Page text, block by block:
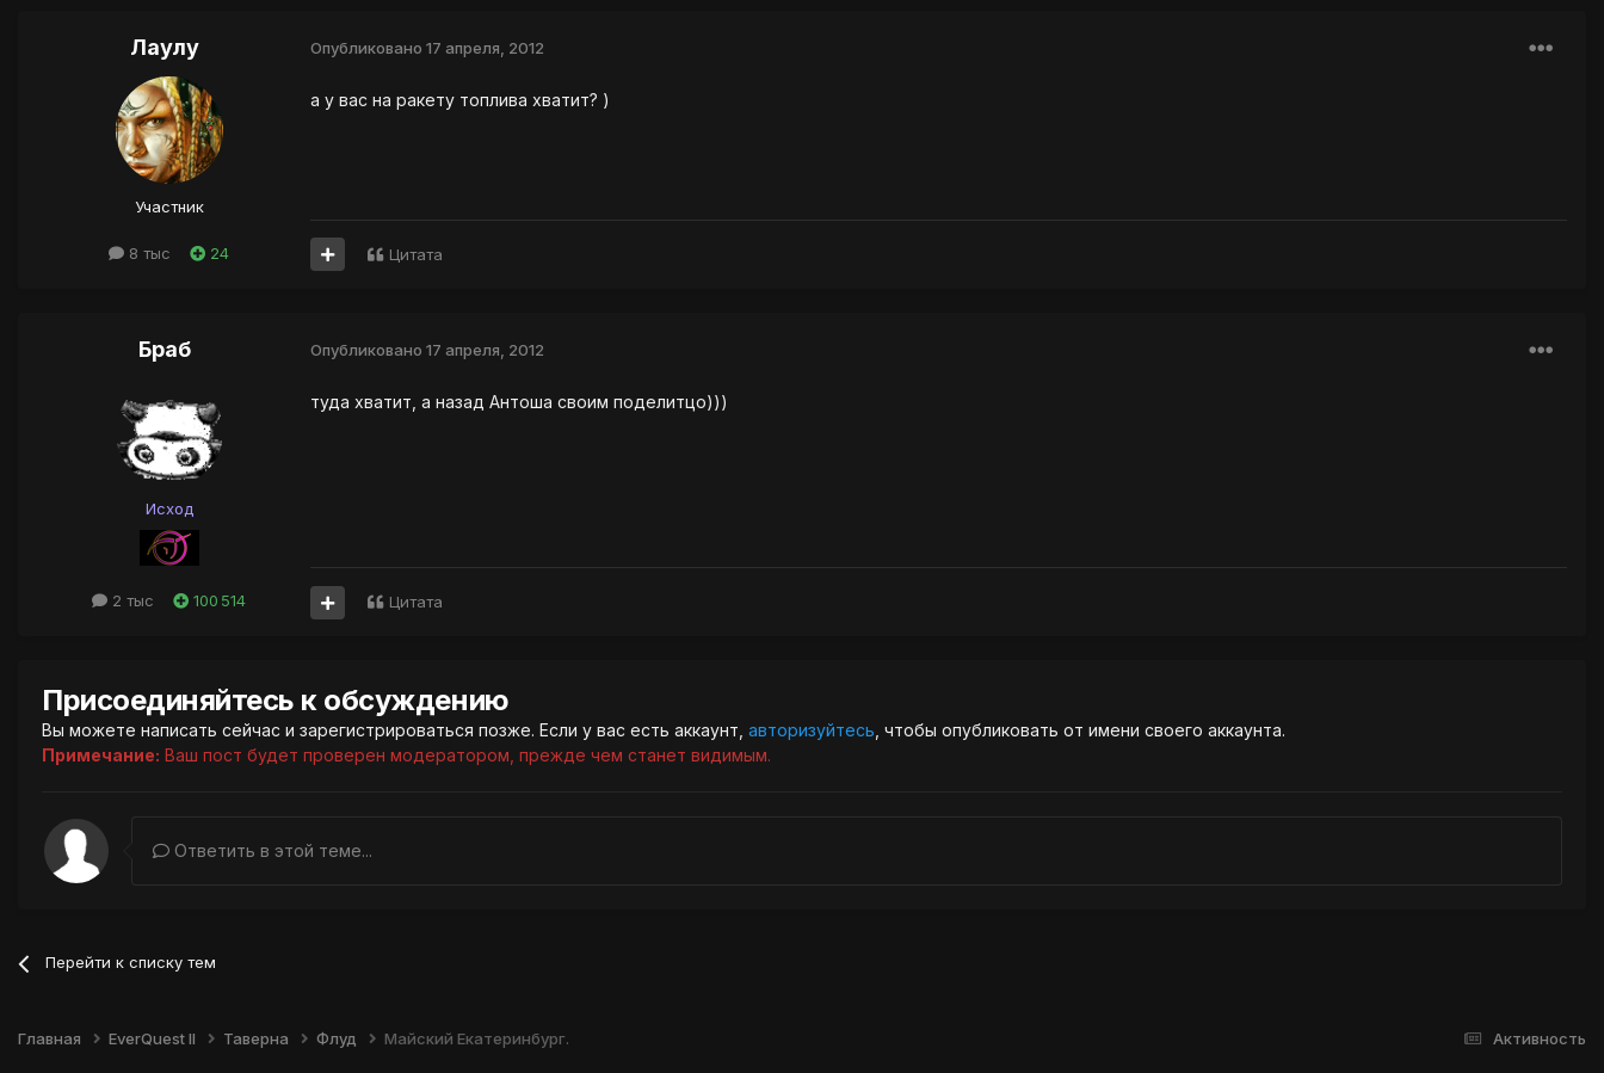
Лаулу
Участник
8 тыс 24
Опубликовано 17 апреля, 2012
а у вас на ракету топлива хватит? )
Цитата
Браб
Исход
2 тыс 100 514
Опубликовано 17 апреля, 2012
туда хватит, а назад Антоша своим поделитцо)))
Цитата
Присоединяйтесь к обсуждению
Вы можете написать сейчас и зарегистрироваться позже. Если у вас есть аккаунт, авторизуйтесь , чтобы опубликовать от имени своего аккаунта.
Примечание: Ваш пост будет проверен модератором, прежде чем станет видимым.
Ответить в этой теме...
Перейти к списку тем
Активность
Главная EverQuest II Таверна Флуд Майский Екатеринбург.